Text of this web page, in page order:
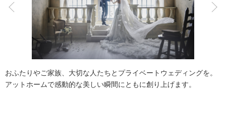
チャペルでの撮影
おふたりやご家族、大切な人たちとプライベートウェディングを。
アットホームで感動的な美しい瞬間にともに創り上げます。